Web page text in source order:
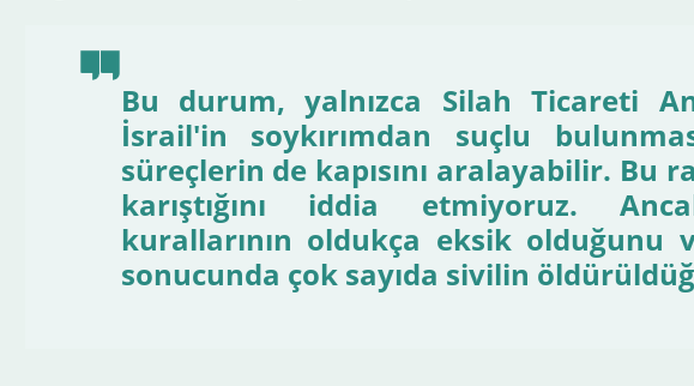
Bu durum, yalnızca Silah Ticareti
İsrail'in soykırımdan suçlu
süreçlerin de kapısını aralayabilir. Bu
karıştığını iddia etmiyoruz.
kurallarının oldukça eksik olduğunu
sonucunda çok sayıda sivilin